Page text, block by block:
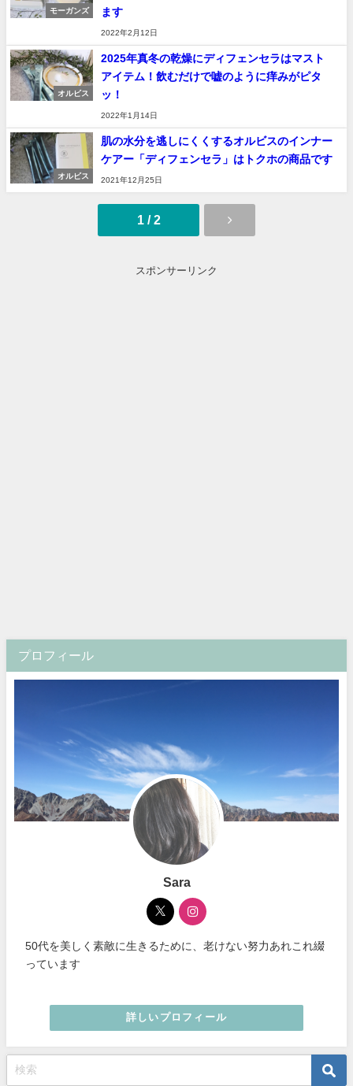
モーガンズ
ます
2022年2月12日
オルビス
2025年真冬の乾燥にディフェンセラはマスト
アイテム！飲むだけで嘘のように痒みがピタ
ッ！
2022年1月14日
オルビス
肌の水分を逃しにくくするオルビスのインナー
ケアー「ディフェンセラ」はトクホの商品です
2021年12月25日
1 / 2
スポンサーリンク
プロフィール
Sara
50代を美しく素敵に生きるために、老けない努力あれこれ綴
っています
詳しいプロフィール